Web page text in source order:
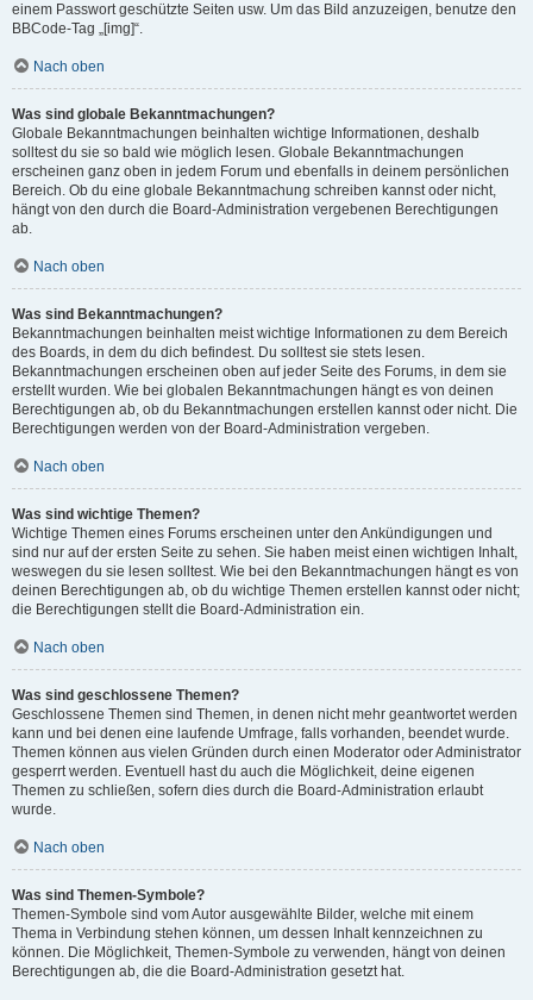
einem Passwort geschützte Seiten usw. Um das Bild anzuzeigen, benutze den
BBCode-Tag „[img]“.
Nach oben
Was sind globale Bekanntmachungen?
Globale Bekanntmachungen beinhalten wichtige Informationen, deshalb
solltest du sie so bald wie möglich lesen. Globale Bekanntmachungen
erscheinen ganz oben in jedem Forum und ebenfalls in deinem persönlichen
Bereich. Ob du eine globale Bekanntmachung schreiben kannst oder nicht,
hängt von den durch die Board-Administration vergebenen Berechtigungen
ab.
Nach oben
Was sind Bekanntmachungen?
Bekanntmachungen beinhalten meist wichtige Informationen zu dem Bereich
des Boards, in dem du dich befindest. Du solltest sie stets lesen.
Bekanntmachungen erscheinen oben auf jeder Seite des Forums, in dem sie
erstellt wurden. Wie bei globalen Bekanntmachungen hängt es von deinen
Berechtigungen ab, ob du Bekanntmachungen erstellen kannst oder nicht. Die
Berechtigungen werden von der Board-Administration vergeben.
Nach oben
Was sind wichtige Themen?
Wichtige Themen eines Forums erscheinen unter den Ankündigungen und
sind nur auf der ersten Seite zu sehen. Sie haben meist einen wichtigen Inhalt,
weswegen du sie lesen solltest. Wie bei den Bekanntmachungen hängt es von
deinen Berechtigungen ab, ob du wichtige Themen erstellen kannst oder nicht;
die Berechtigungen stellt die Board-Administration ein.
Nach oben
Was sind geschlossene Themen?
Geschlossene Themen sind Themen, in denen nicht mehr geantwortet werden
kann und bei denen eine laufende Umfrage, falls vorhanden, beendet wurde.
Themen können aus vielen Gründen durch einen Moderator oder Administrator
gesperrt werden. Eventuell hast du auch die Möglichkeit, deine eigenen
Themen zu schließen, sofern dies durch die Board-Administration erlaubt
wurde.
Nach oben
Was sind Themen-Symbole?
Themen-Symbole sind vom Autor ausgewählte Bilder, welche mit einem
Thema in Verbindung stehen können, um dessen Inhalt kennzeichnen zu
können. Die Möglichkeit, Themen-Symbole zu verwenden, hängt von deinen
Berechtigungen ab, die die Board-Administration gesetzt hat.